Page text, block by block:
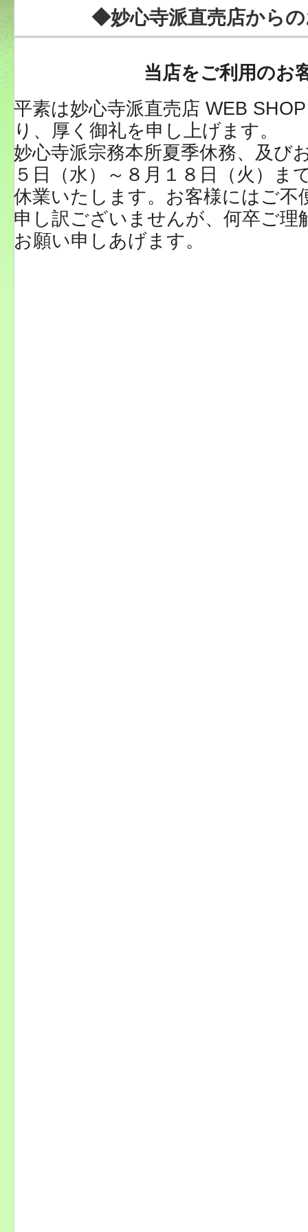
◆妙心寺派直売店から
当店をご利用のお
平素は妙心寺派直売店 WEB
り、厚く御礼を申し上げます。
妙心寺派宗務本所夏季休務、及び
５日（水）～８月１８日（火）ま
休業いたします。お客様にはご不
申し訳ございませんが、何卒ご理
お願い申しあげます。